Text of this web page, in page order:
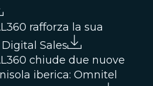
rafforza la sua
Sales
chiude due nuove
iberica: Omnitel